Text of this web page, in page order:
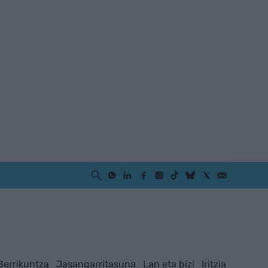
Jasangarritasuna Lan eta bizi Iritzia